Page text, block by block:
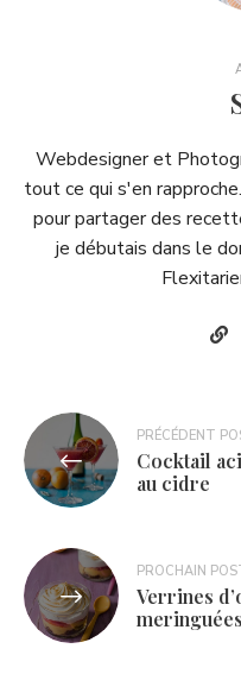
Webdesigner et
tout ce qui s'en
pour partager des
je débutais dans le
Navigation
de
l’article
PRÉCÉDENT
Cocktail
au cidre
PROCHAIN
Verrines